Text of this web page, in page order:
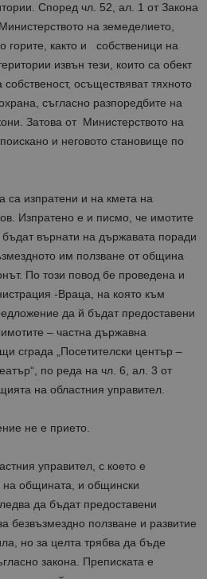
Според чл. 52, ал. 1 от Закона
на земеделието,
горите, както и собственици на
извън тези, които са обект
осъществяват тяхното
съгласно разпоредбите на
Затова от Министерството на
и неговото становище по
са изпратени и на кмета на
Изпратено е и писмо, че имотите
върнати на държавата поради
им ползване от община
По този повод бе проведена и
-Враца, на която към
да й бъдат предоставени
– частна държавна
сграда „Посетителски център –
по реда на чл. 6, ал. 3 от
на областния управител.
не е прието.
управител, с което е
на общината, и общински
да бъдат предоставени
безвъзмездно ползване и развитие
но за целта трябва да бъде
закона. Преписката е